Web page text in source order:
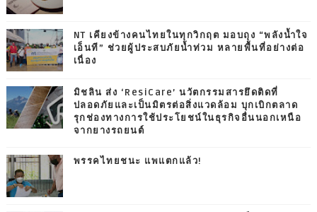
NT เคียงข้างคนไทยในทุกวิกฤต มอบถุง “พลังน้ำใจ
เอ็นที” ช่วยผู้ประสบภัยน้ำท่วม หลายพื้นที่อย่างต่อ
เนื่อง
มิชลิน ส่ง ‘ResiCare’ นวัตกรรมสารยึดติดที่
ปลอดภัยและเป็นมิตรต่อสิ่งแวดล้อม บุกเบิกตลาด
รุกช่องทางการใช้ประโยชน์ในธุรกิจอื่นนอกเหนือ
จากยางรถยนต์
พรรคไทยชนะ แพแตกแล้ว!